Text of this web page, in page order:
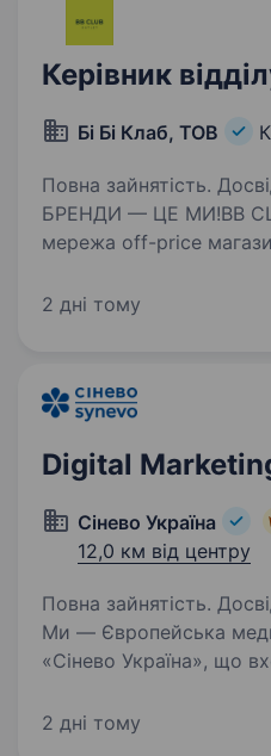
Керівник
Бі Бі Клаб, ТОВ
Повна зайнятість.
БРЕНДИ — ЦЕ МИ!BB
мережа off-price
цінами. Ми поєднуємо
2 дні тому
Digital
Сінево Україна
12,0 км від центру
Повна зайнятість.
Ми — Європейська
«Cінево Україна», що
«Medicover». Зараз
2 дні тому